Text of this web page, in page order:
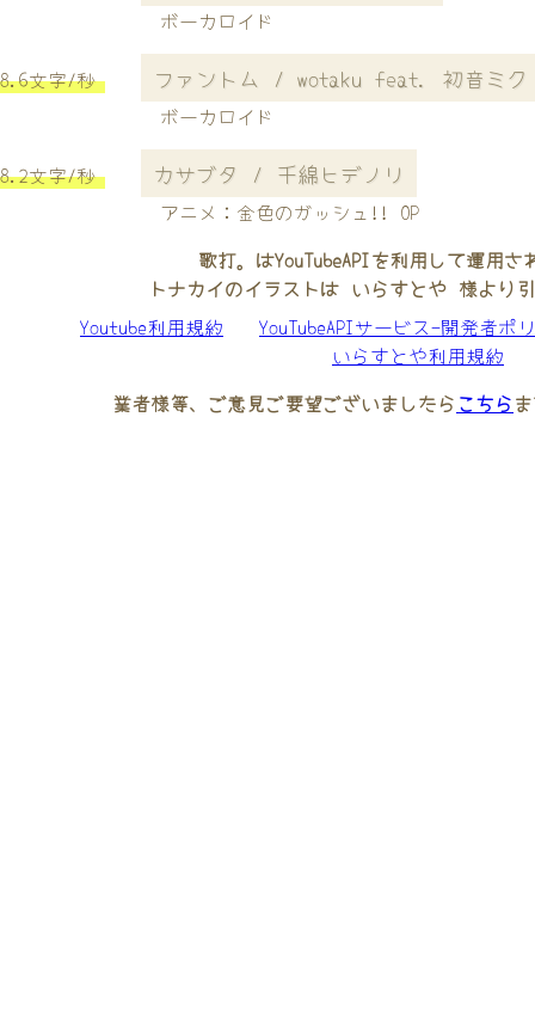
ボーカロイド
8.6文字/秒 ファントム / wotaku feat. 初音ミク
ボーカロイド
8.2文字/秒 カサブタ / 千綿ヒデノリ
アニメ：金色のガッシュ!! OP
歌打。はYouTubeAPIを利用して運用さ
トナカイのイラストは いらすとや 様より
Youtube利用規約
YouTubeAPIサービス-開発者ポ
いらすとや利用規約
業者様等、ご意見ご要望ございましたら こちら